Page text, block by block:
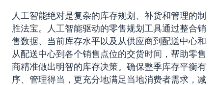
人工智能绝对是复杂的库存规划、补货和管理的制
胜法宝。人工智能驱动的零售规划工具通过整合销
售数据、当前库存水平以及从供应商到配送中心和
从配送中心到各个销售点位的交货时间，帮助零售
商精准做出明智的库存决策。确保整季库存平衡有
序、管理得当，更充分地满足当地消费者需求，减